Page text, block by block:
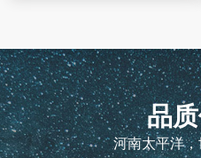
品
河南太平洋